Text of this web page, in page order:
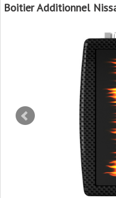
Boitier Additionnel